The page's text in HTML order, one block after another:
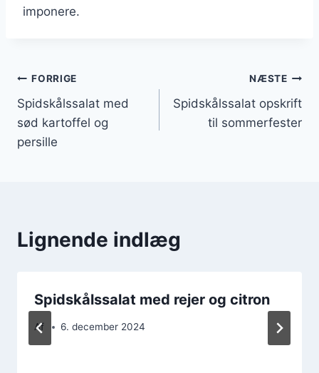
imponere.
Indlægsnavigation
FORRIGE
Spidskålssalat med
sød kartoffel og
persille
NÆSTE
Spidskålssalat opskrift
til sommerfester
Lignende indlæg
Spidskålssalat med rejer og citron
Af 6. december 2024